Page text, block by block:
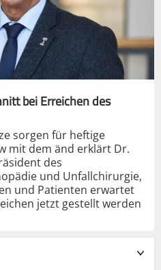
bei Erreichen des
sorgen für heftige
mit dem änd erklärt Dr.
des
und Unfallchirurgie,
und Patienten erwartet
jetzt gestellt werden